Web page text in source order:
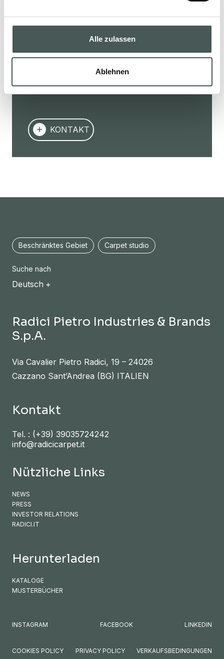
Alle zulassen
Ablehnen
unsere Produkte zu erfahren, ein Angebot
anzufordern oder eine Zusammenarbeit zu
KONTAKT
Beschränktes Gebiet Carpet studio
Suche nach
Deutsch
Radici Pietro Industries & Brands
S.p.A.
Via Cavalier Pietro Radici, 19 – 24026
Cazzano Sant’Andrea (BG) ITALIEN
Kontakt
Tel. : (+39) 39035724242
info@radicicarpet.it
Nützliche Links
NEWS
PRESS
INVESTOR RELATIONS
RADICI.IT
Herunterladen
KATALOGE
MUSTERBÜCHER
INSTAGRAM FACEBOOK LINKEDIN
COOKIES POLICY PRIVACY POLICY VERKAUFSBEDINGUNGEN